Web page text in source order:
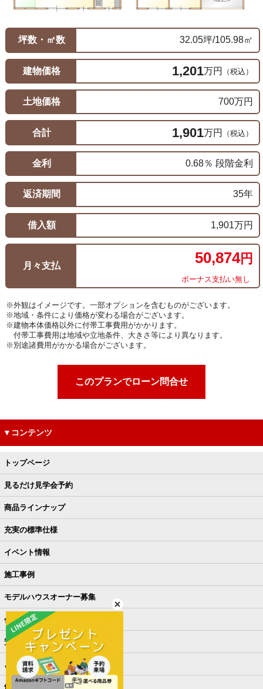
坪数・㎡数 32.05坪/105.98㎡
建物価格 1,201万円 （税込）
土地価格 700万円
合計 1,901万円 （税込）
金利 0.68％ 段階金利
返済期間 35年
借入額 1,901万円
月々支払 50,874円
ボーナス支払い無し
※外観はイメージです。一部オプションを含むものがございます。
※地域・条件により価格が変わる場合がございます。
※建物本体価格以外に付帯工事費用がかかります。
付帯工事費用は地域や立地条件、大きさ等により異なります。
※別途諸費用がかかる場合がございます。
このプランでローン問合せ
▼コンテンツ
トップページ
見るだけ見学会予約
商品ラインナップ
充実の標準仕様
イベント情報
施工事例
モデルハウスオーナー募集
会社概要
安さの秘密
よくある質問
他社との違い